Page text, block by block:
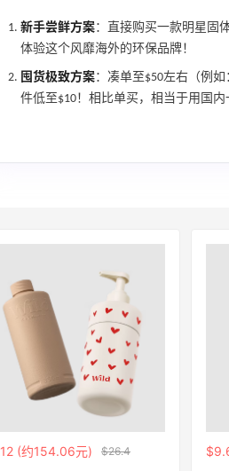
新手尝鲜方案：直接购买一款明星固
体验这个风靡海外的环保品牌！
囤货极致方案：凑单至$50左右（例
件低至$10！相比单买，相当于用国
(约154.06元) $26.4